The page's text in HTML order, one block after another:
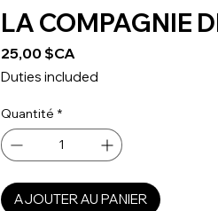
LA COMPAGNIE
25,00 $CAPrix
Duties included
Quantité *
AJOUTER AU PANIER